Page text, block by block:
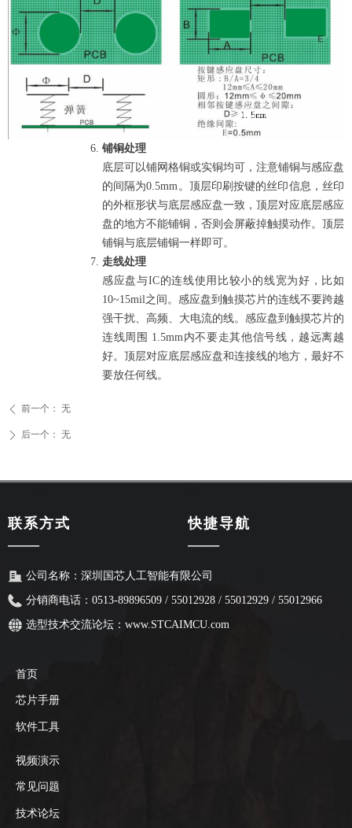
铺铜处理
底层可以铺网格铜或实铜均可，注意铺铜与感应盘
的间隔为0.5mm。顶层印刷按键的丝印信息，丝印
的外框形状与底层感应盘一致，顶层对应底层感应
盘的地方不能铺铜，否则会屏蔽掉触摸动作。顶层
铺铜与底层铺铜一样即可。
走线处理
感应盘与IC的连线使用比较小的线宽为好，比如
10~15mil之间。感应盘到触摸芯片的连线不要跨越
强干扰、高频、大电流的线。感应盘到触摸芯片的
连线周围 1.5mm内不要走其他信号线，越远离越
好。顶层对应底层感应盘和连接线的地方，最好不
要放任何线。
ꄴ 前一个： 无
ꄲ 后一个： 无
联系方式
——
公司名称： 深圳国芯人工智能有限公司
分销商电话：0513-89896509 / 55012928 / 55012929 / 55012966
选型技术交流论坛： www.STCAIMCU.com
快捷导航
——
首页
芯片手册
软件工具
视频演示
常见问题
技术论坛